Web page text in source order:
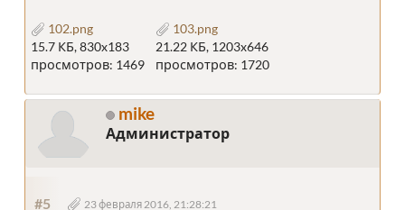
102.png
15.7 КБ, 830x183
просмотров: 1469
103.png
21.22 КБ, 1203x646
просмотров: 1720
mike
Администратор
#5 23 февраля 2016, 21:28:21